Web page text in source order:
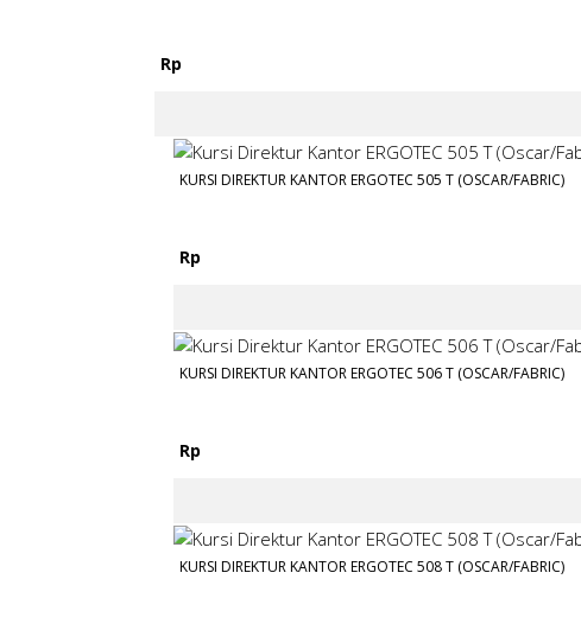
Rp
KURSI DIREKTUR KANTOR ERGOTEC 505 T (OSCAR/FABRIC)
Rp
KURSI DIREKTUR KANTOR ERGOTEC 506 T (OSCAR/FABRIC)
Rp
KURSI DIREKTUR KANTOR ERGOTEC 508 T (OSCAR/FABRIC)